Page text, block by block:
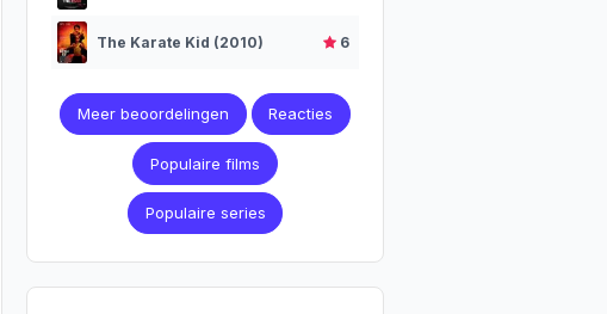
The Karate Kid (2010) 6
Meer beoordelingen Reacties
Populaire films
Populaire series